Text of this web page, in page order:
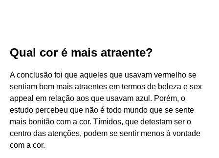
Qual cor é mais atraente?
A conclusão foi que aqueles que usavam vermelho se
sentiam bem mais atraentes em termos de beleza e sex
appeal em relação aos que usavam azul. Porém, o
estudo percebeu que não é todo mundo que se sente
mais bonitão com a cor. Tímidos, que detestam ser o
centro das atenções, podem se sentir menos à vontade
com a cor.